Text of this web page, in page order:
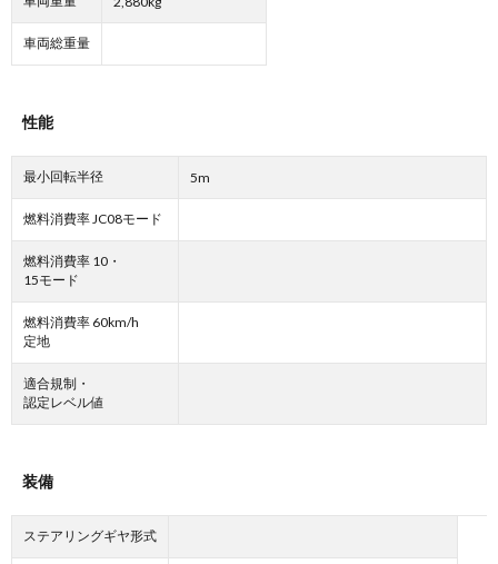
車両総重量
性能
最小回転半径 5m
燃料消費率 JC08モード
燃料消費率 10・
15モード
燃料消費率 60km/h
定地
適合規制・
認定レベル値
装備
ステアリングギヤ形式